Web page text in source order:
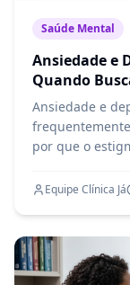
Saúde Mental
Ansiedade e
Quando
Ansiedade e
por que o
Equipe Clínica Já